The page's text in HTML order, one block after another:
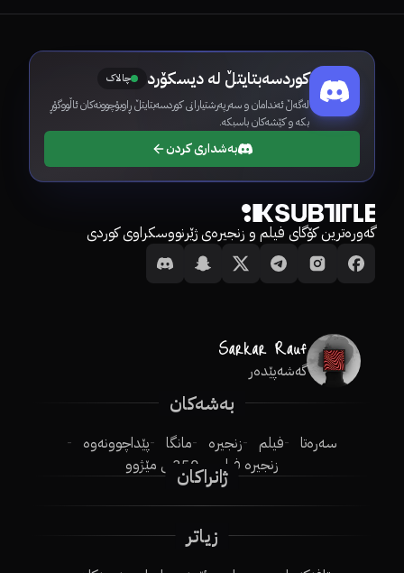
کوردسەبتایتڵ لە دیسکۆرد چالاک
لەگەڵ ئەندامان و سەرپەرشتیارانی کوردسەبتایتڵ ڕاوبۆچوونەکان ئاڵووگۆڕ
بکە و کێشەکان باسبکە.
بەشداری کردن
گەورەترین کۆگای فیلم و زنجیرەی ژێرنووسکراوی کوردی
گەشەپێدەر
بەشەکان
سەرەتا فیلم زنجیرە مانگا
پێداچوونەوە
زنجیرە فیلم
250ـی مێژوو
ژانراکان
زیاتر